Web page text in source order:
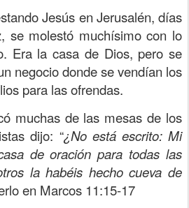
Jesús en Jerusalén, días
se molestó muchísimo con lo
Era la casa de Dios, pero se
negocio donde se vendían los
para las ofrendas.
muchas de las mesas de los
dijo: “¿No está escrito: Mi
de oración para todas las
la habéis hecho cueva de
en Marcos 11:15-17